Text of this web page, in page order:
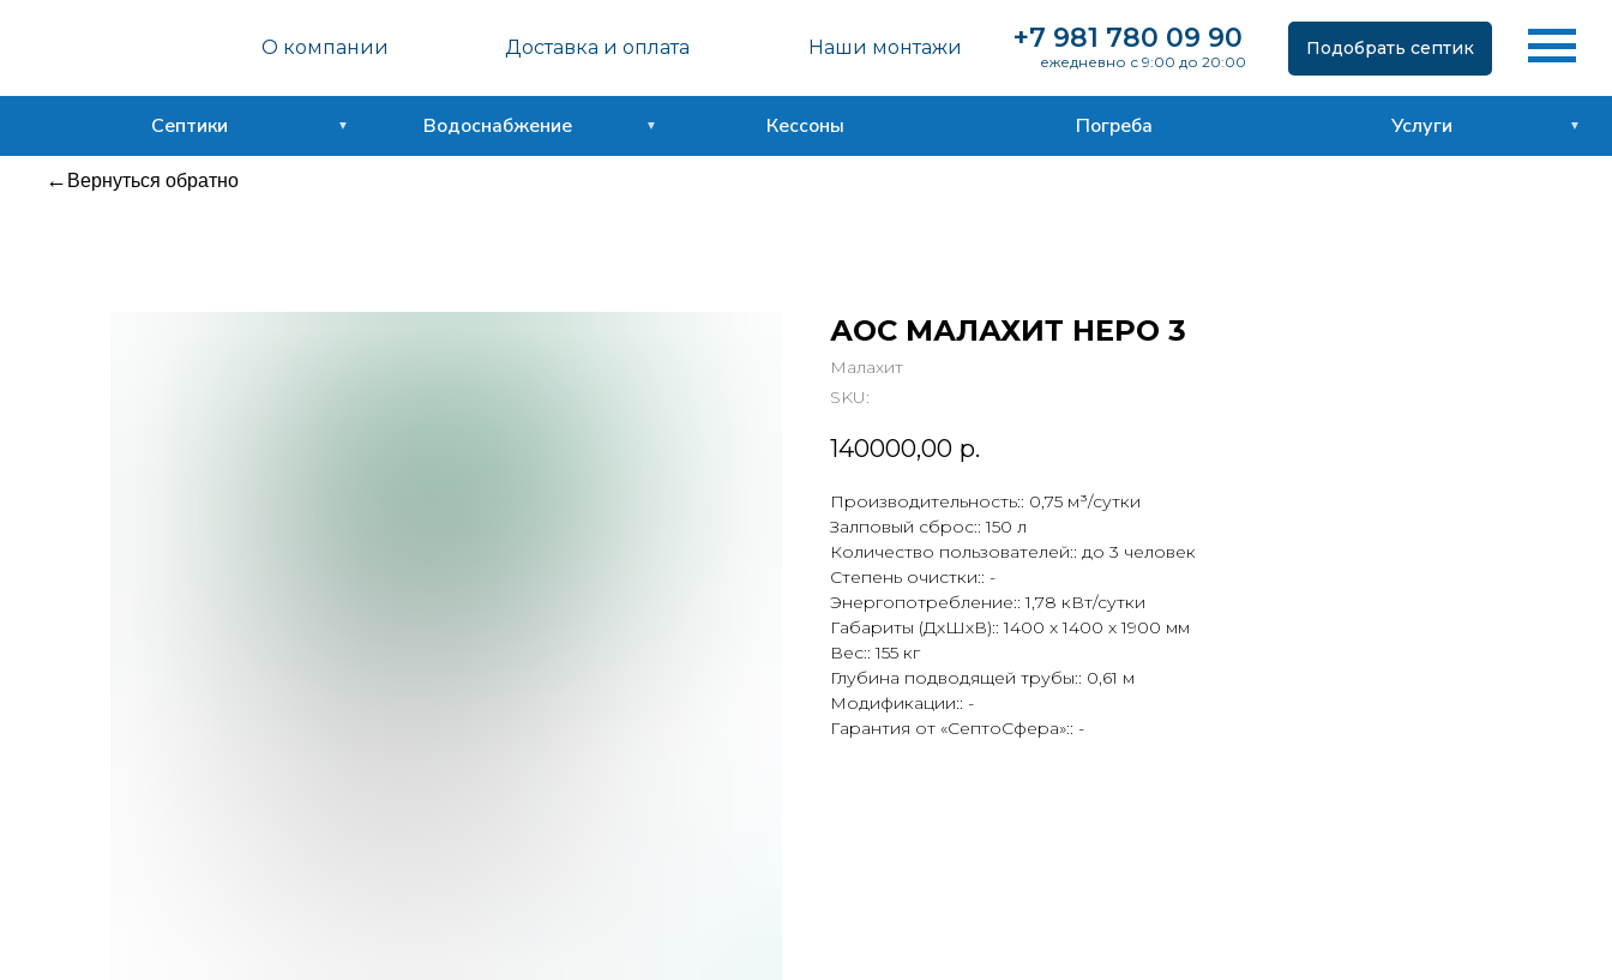
+7 981 780 09 90
ежедневно с 9:00 до 20:00
О компании Доставка и оплата Наши монтажи Подобрать септик
Септики Водоснабжение Кессоны Погреба Услуги
Вернуться обратно
АОС МАЛАХИТ НЕРО 3
Малахит
SKU:
140000,00 р.
Производительность:: 0,75 м³/сутки
Залповый сброс:: 150 л
Количество пользователей:: до 3 человек
Степень очистки:: -
Энергопотребление:: 1,78 кВт/сутки
Габариты (ДхШхВ):: 1400 x 1400 x 1900 мм
Вес:: 155 кг
Глубина подводящей трубы:: 0,61 м
Модификации:: -
Гарантия от «СептоСфера»:: -